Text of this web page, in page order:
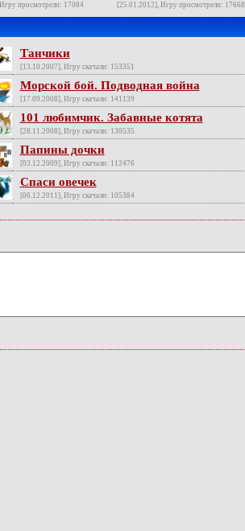
просмотрели: 17084 [25.01.2012], Игру просмотрели: 17668
Танчики
[13.10.2007], Игру скачали: 153351
Морской бой. Подводная война
[17.09.2008], Игру скачали: 141139
101 любимчик. Забавные котята
[28.11.2008], Игру скачали: 130535
Папины дочки
[03.12.2009], Игру скачали: 112476
Спаси овечек
[06.12.2011], Игру скачали: 105384